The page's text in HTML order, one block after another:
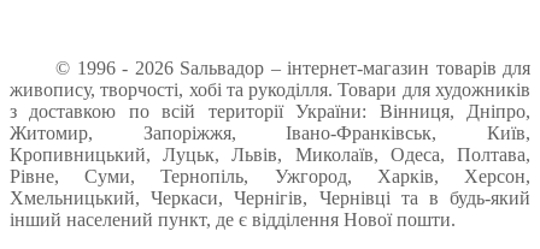
© 1996 - 2026 Sальвадор – інтернет-магазин товарів для
живопису, творчості, хобі та рукоділля. Товари для художників
з доставкою по всій території України: Вінниця, Дніпро,
Житомир, Запоріжжя, Івано-Франківськ, Київ,
Кропивницький, Луцьк, Львів, Миколаїв, Одеса, Полтава,
Рівне, Суми, Тернопіль, Ужгород, Харків, Херсон,
Хмельницький, Черкаси, Чернігів, Чернівці та в будь-який
інший населений пункт, де є відділення Нової пошти.